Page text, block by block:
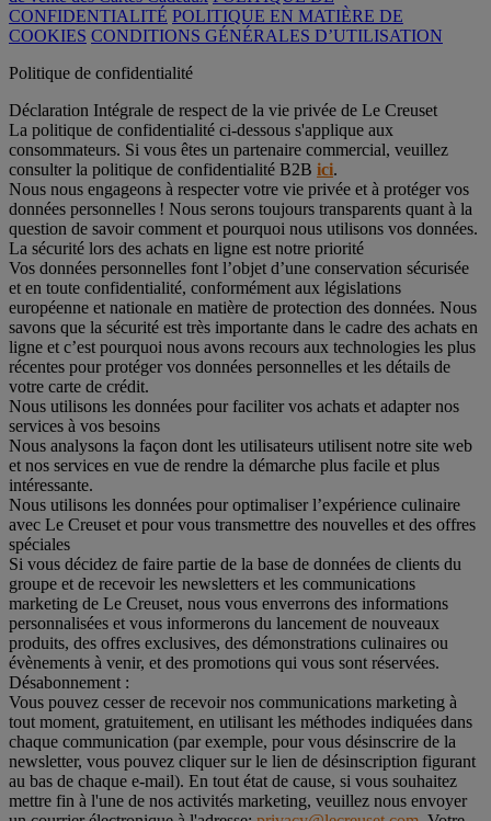
CONFIDENTIALITÉ POLITIQUE EN MATIÈRE DE
COOKIES CONDITIONS GÉNÉRALES D’UTILISATION
Politique de confidentialité
Déclaration Intégrale de respect de la vie privée de Le Creuset
La politique de confidentialité ci-dessous s'applique aux
consommateurs. Si vous êtes un partenaire commercial, veuillez
consulter la politique de confidentialité B2B ici.
Nous nous engageons à respecter votre vie privée et à protéger vos
données personnelles ! Nous serons toujours transparents quant à la
question de savoir comment et pourquoi nous utilisons vos données.
La sécurité lors des achats en ligne est notre priorité
Vos données personnelles font l’objet d’une conservation sécurisée
et en toute confidentialité, conformément aux législations
européenne et nationale en matière de protection des données. Nous
savons que la sécurité est très importante dans le cadre des achats en
ligne et c’est pourquoi nous avons recours aux technologies les plus
récentes pour protéger vos données personnelles et les détails de
votre carte de crédit.
Nous utilisons les données pour faciliter vos achats et adapter nos
services à vos besoins
Nous analysons la façon dont les utilisateurs utilisent notre site web
et nos services en vue de rendre la démarche plus facile et plus
intéressante.
Nous utilisons les données pour optimaliser l’expérience culinaire
avec Le Creuset et pour vous transmettre des nouvelles et des offres
spéciales
Si vous décidez de faire partie de la base de données de clients du
groupe et de recevoir les newsletters et les communications
marketing de Le Creuset, nous vous enverrons des informations
personnalisées et vous informerons du lancement de nouveaux
produits, des offres exclusives, des démonstrations culinaires ou
évènements à venir, et des promotions qui vous sont réservées.
Désabonnement :
Vous pouvez cesser de recevoir nos communications marketing à
tout moment, gratuitement, en utilisant les méthodes indiquées dans
chaque communication (par exemple, pour vous désinscrire de la
newsletter, vous pouvez cliquer sur le lien de désinscription figurant
au bas de chaque e-mail). En tout état de cause, si vous souhaitez
mettre fin à l'une de nos activités marketing, veuillez nous envoyer